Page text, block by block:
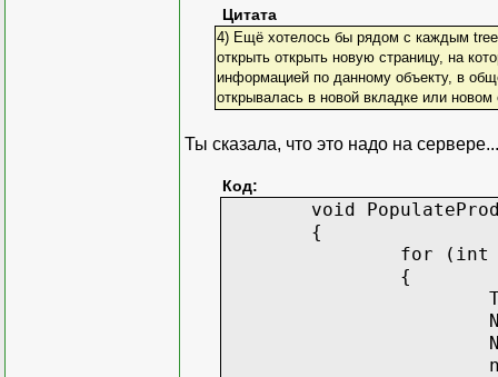
Цитата
4) Ещё хотелось бы рядом с каждым
открыть открыть новую страницу, на
информацией по данному объекту, в
открывалась в новой вкладке или новом
Ты сказала, что это надо на
Код:
void
{
for (int
{